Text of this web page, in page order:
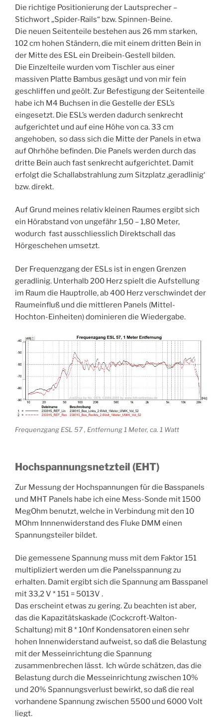
Die richtige Positionierung der Lautsprecher –
Stichwort „Spider-Rails“ bzw. Spinnen-Beine.
Die neuen Seitenteile bestehen aus 26 mm starken,
102 cm hohen Ständern, die mit einem dritten Bein in
der Mitte des ESL ein Dreibein-Gestell bilden.
Die Einzelteile wurden vom Tischler aus einer
massiven Platte Bambus gesägt und von mir fein
geschliffen und geölt. Zur Befestigung der Seitenteile
habe ich M4 Buchsen in die Gestelle der ESL’s
eingesetzt. Die ESL’s werden dadurch senkrecht
aufgerichtet und auf eine Höhe von ca. 33 cm
angehoben, so dass sich die Mitte der Panels in etwa
auf Ohrhöhe befinden. Die Panels werden durch das
dritte Bein auch fast senkrecht aufgerichtet. Damit
erfolgt die Schallabstrahlung zum Sitzplatz ‚geradlinig‘
bzw. direkt.
Auf Grund meines relativ kleinen Raumes ergibt sich
ein Hörabstand von ungefähr 1,50 – 1,80 Meter,
wodurch fast ausschliesslich Direktschall das
Hörgeschehen umsetzt.
Der Frequenzgang der ESLs ist in engen Grenzen
geradlinig. Unterhalb 200 Herz spielt die Aufstellung
im Raum die Hauptrolle, ab 400 Herz verschwindet der
Raumeinfluß und die mittleren Panels (Mittel-
Hochton-Einheiten) dominieren die Wiedergabe.
Frequenzgang ESL 57 , Entfernung 1 Meter, ca. 1 Watt
Hochspannungsnetzteil (EHT)
Zur Messung der Hochspannungen für die Basspanels
und MHT Panels habe ich eine Mess-Sonde mit 1500
MegOhm benutzt, welche in Verbindung mit den 10
MOhm Innnenwiderstand des Fluke DMM einen
Spannungsteiler bildet.
Die gemessene Spannung muss mit dem Faktor 151
multipliziert werden um die Panelsspannung zu
erhalten. Damit ergibt sich die Spannung am Basspanel
mit 33,2 V * 151 = 5013V .
Das erscheint etwas zu gering. Zu beachten ist aber,
das die Kapazitätskaskade (Cockcroft-Walton-
Schaltung) mit 8 * 10nf Kondensatoren einen sehr
hohen Innenwiderstand aufweist, so daß die Belastung
mit der Messeinrichtung die Spannung
zusammenbrechen lässt. Ich würde schätzen, das die
Belastung durch die Messeinrichtung zwischen 10%
und 20% Spannungsverlust bewirkt, so daß die real
vorhandene Spannung zwischen 5500 und 6000 Volt
liegt.